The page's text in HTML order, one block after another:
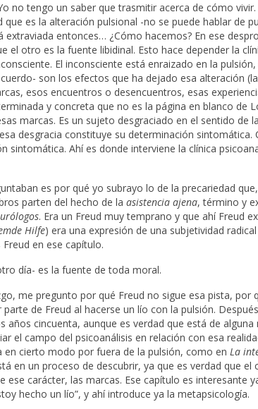
no tengo un saber que trasmitir acerca de cómo
es la alteración pulsional -no se puede hablar de
entonces… ¿Cómo hacemos? En ese
el otro es la fuente libidinal. Esto hace depender la
El inconsciente está enraizado en la
son los efectos que ha dejado esa alteración
esos encuentros o desencuentros, esas
y concreta que no es la página en blanco de
marcas. Es un sujeto desgraciado en el sentido de
desgracia constituye su determinación sintomática.
sintomática. Ahí es donde interviene la clínica
es por qué yo subrayo lo de la precariedad
parten del hecho de la asistencia ajena, término y
. Era un Freud muy temprano y que ahí Freud
Hilfe) era una expresión de una subjetividad
en ese capítulo.
día- es la fuente de toda moral.
me pregunto por qué Freud no sigue esa pista, por
de Freud al hacerse un lío con la pulsión.
cincuenta, aunque es verdad que está de alguna
el campo del psicoanálisis en relación con esa
en cierto modo por fuera de la pulsión, como en La
en un proceso de descubrir, ya que es verdad que el
ese carácter, las marcas. Ese capítulo es interesante
hecho un lío”, y ahí introduce ya la metapsicología.